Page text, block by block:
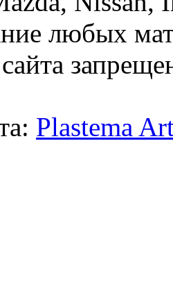
любых
Plastema